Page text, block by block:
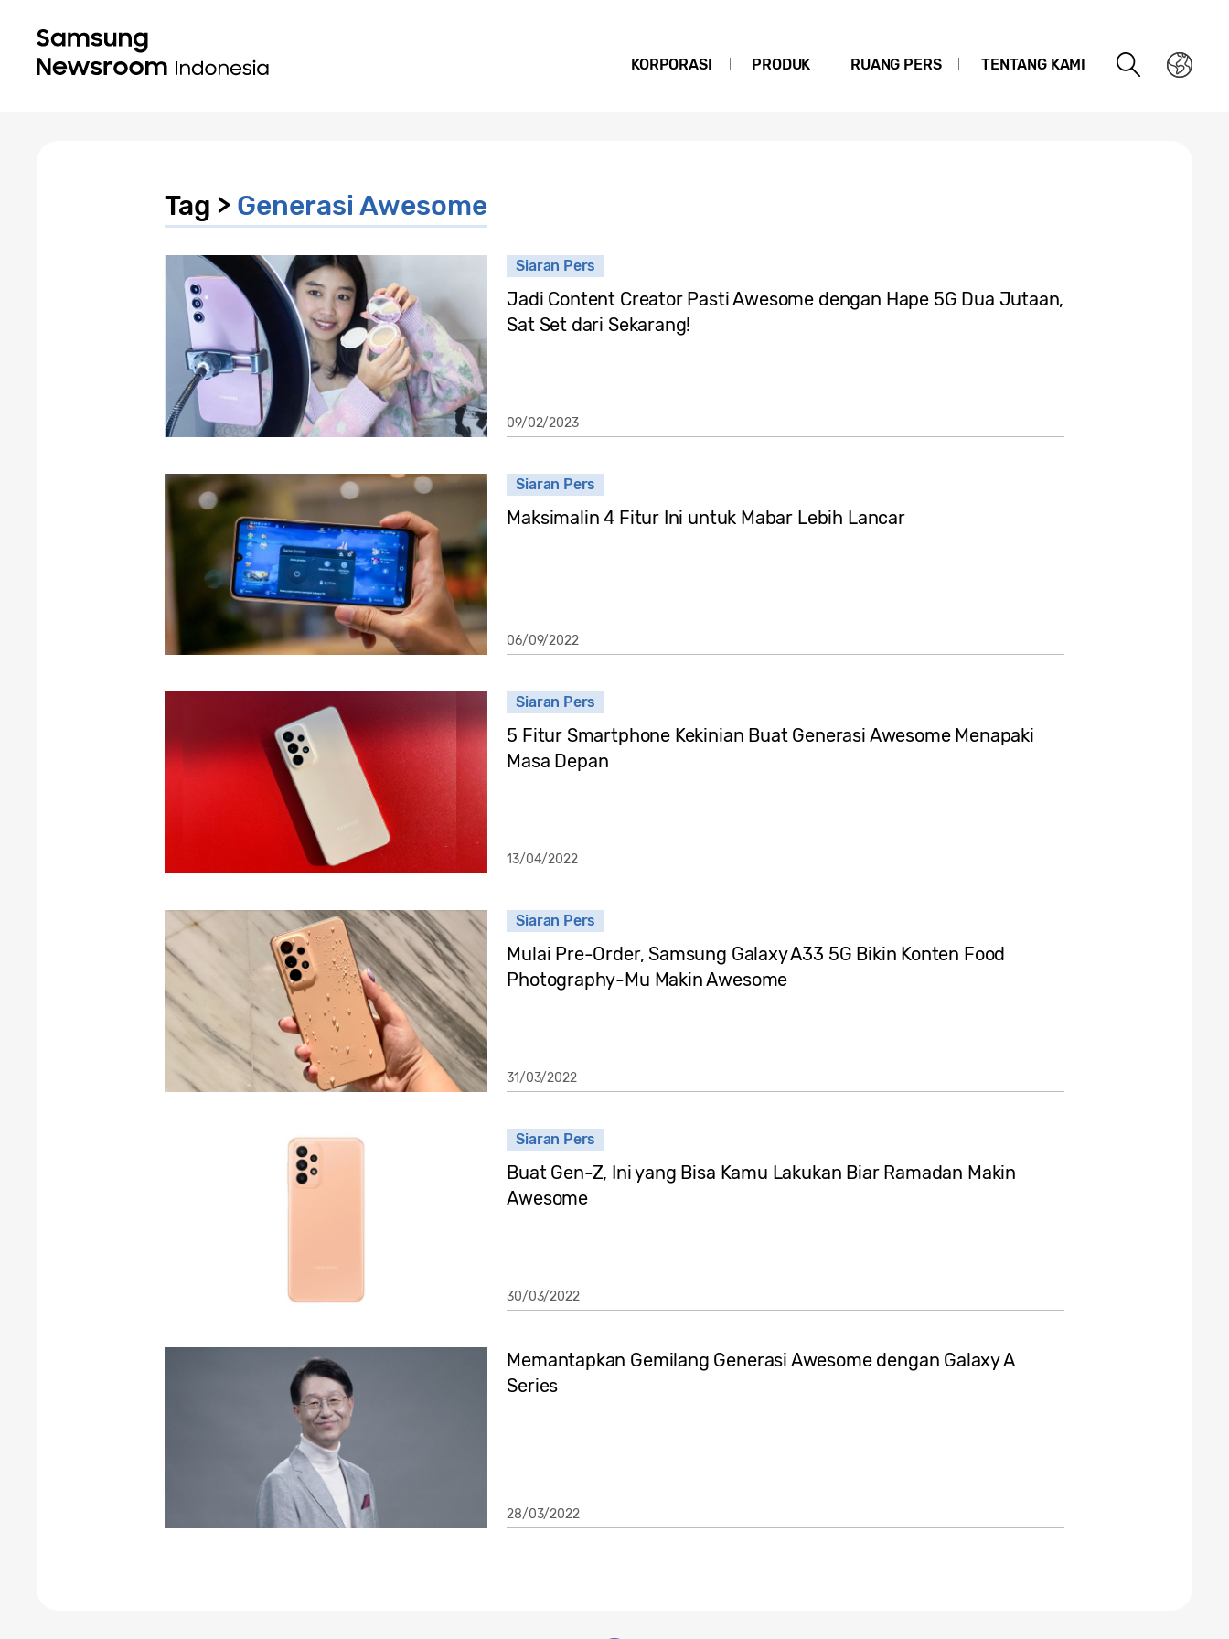
KORPORASI PRODUK RUANG PERS TENTANG KAMI
Tag > Generasi Awesome
Siaran Pers
Jadi Content Creator Pasti Awesome dengan Hape 5G Dua Jutaan,
Sat Set dari Sekarang!
09/02/2023
Siaran Pers
Maksimalin 4 Fitur Ini untuk Mabar Lebih Lancar
06/09/2022
Siaran Pers
5 Fitur Smartphone Kekinian Buat Generasi Awesome Menapaki
Masa Depan
13/04/2022
Siaran Pers
Mulai Pre-Order, Samsung Galaxy A33 5G Bikin Konten Food
Photography-Mu Makin Awesome
31/03/2022
Siaran Pers
Buat Gen-Z, Ini yang Bisa Kamu Lakukan Biar Ramadan Makin
Awesome
30/03/2022
Memantapkan Gemilang Generasi Awesome dengan Galaxy A
Series
28/03/2022